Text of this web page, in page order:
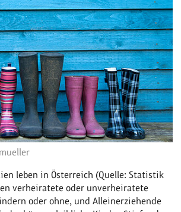
leben in Österreich (Quelle: Statistik
verheiratete oder unverheiratete
oder ohne, und Alleinerziehende